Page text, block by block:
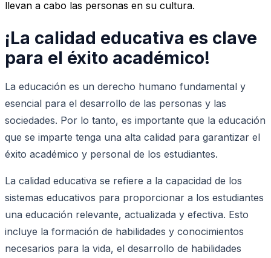
llevan a cabo las personas en su cultura.
¡La calidad educativa es clave
para el éxito académico!
La educación es un derecho humano fundamental y
esencial para el desarrollo de las personas y las
sociedades. Por lo tanto, es importante que la educación
que se imparte tenga una alta calidad para garantizar el
éxito académico y personal de los estudiantes.
La calidad educativa se refiere a la capacidad de los
sistemas educativos para proporcionar a los estudiantes
una educación relevante, actualizada y efectiva. Esto
incluye la formación de habilidades y conocimientos
necesarios para la vida, el desarrollo de habilidades